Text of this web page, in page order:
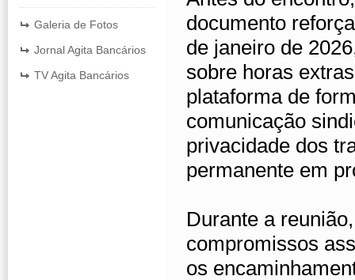
Galeria de Fotos
Jornal Agita Bancários
TV Agita Bancários
documento
de janeiro de
sobre horas
plataforma de
comunicação
privacidade dos
permanente em
Durante a
compromissos
os